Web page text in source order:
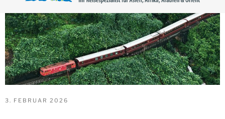
VERÖFFENTLICHT
3. FEBRUAR 2026